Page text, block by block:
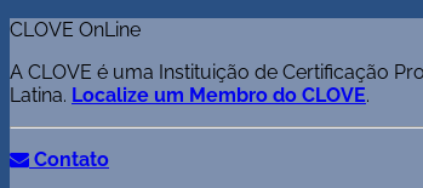
CLOVE OnLine
A CLOVE é uma Instituição de Certificação
Latina. Localize um Membro do CLOVE.
Contato